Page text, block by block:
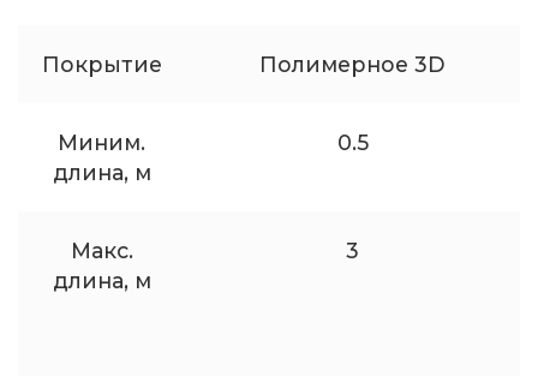
Покрытие Полимерное 3D
Миним.
длина, м
0.5
Макс.
длина, м
3